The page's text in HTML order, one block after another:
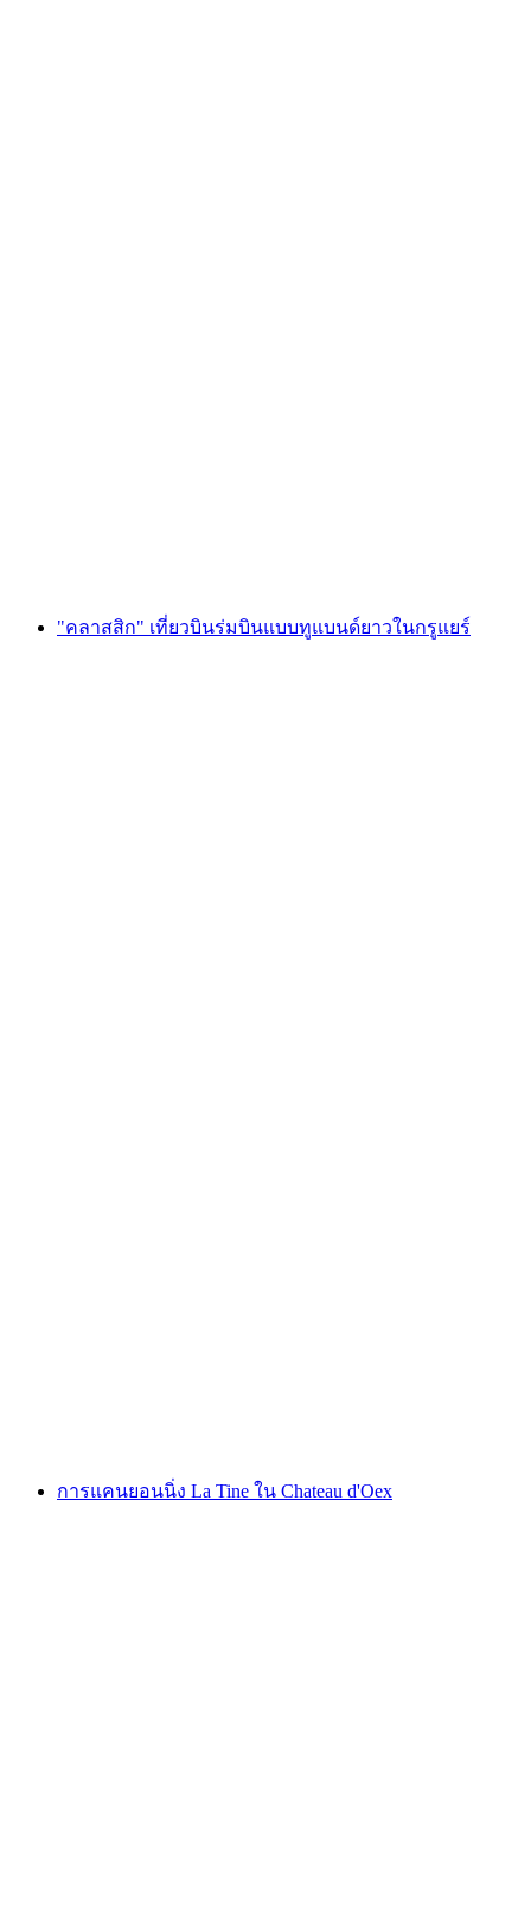
"คลาสสิก" เที่ยวบินร่มบินแบบทูแบนด์ยาวในกรูแยร์
การแคนยอนนิ่ง La Tine ใน Chateau d'Oex